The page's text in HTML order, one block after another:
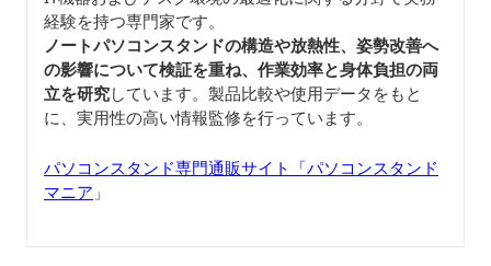
経験を持つ専門家です。
ノートパソコンスタンドの構造や放熱性、姿勢改善へ
の影響について検証を重ね、作業効率と身体負担の両
立を研究しています。製品比較や使用データをもと
に、実用性の高い情報監修を行っています。
パソコンスタンド専門通販サイト「パソコンスタンド
マニア 」